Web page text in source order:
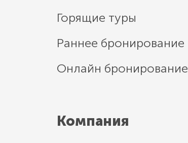
Горящие туры
Раннее бронирование
Онлайн бронирование
Компания